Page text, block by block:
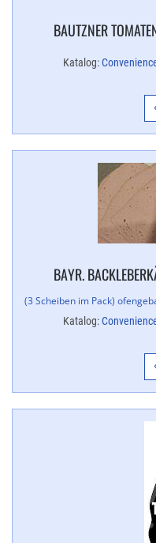
BAUTZNER
Katalog:
BAYR.
(3 Scheiben im Pack)
Katalog: